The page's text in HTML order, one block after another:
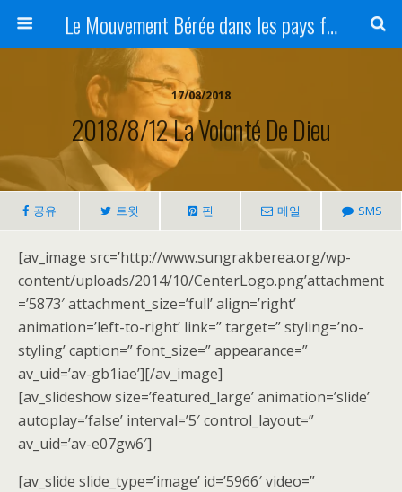
Le Mouvement Bérée dans les pays francophones
17/08/2018
2018/8/12 La Volonté De Dieu
공유 트윗 핀 메일 SMS
[av_image src=’http://www.sungrakberea.org/wp-
content/uploads/2014/10/CenterLogo.png’attachment
=’5873′ attachment_size=’full’ align=’right’
animation=’left-to-right’ link=” target=” styling=’no-
styling’ caption=” font_size=” appearance=”
av_uid=’av-gb1iae’][/av_image]
[av_slideshow size=’featured_large’ animation=’slide’
autoplay=’false’ interval=’5′ control_layout=”
av_uid=’av-e07gw6′]
[av_slide slide_type=’image’ id=’5966′ video=”